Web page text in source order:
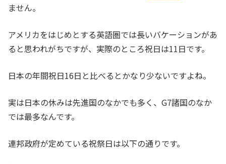
ません。
アメリカをはじめとする英語圏では長いバケーションがあ
ると思われがちですが、実際のところ祝日は11日です。
日本の年間祝日16日と比べるとかなり少ないですよね。
実は日本の休みは先進国のなかでも多く、G7諸国のなか
では最多なんです。
連邦政府が定めている祝祭日は以下の通りです。